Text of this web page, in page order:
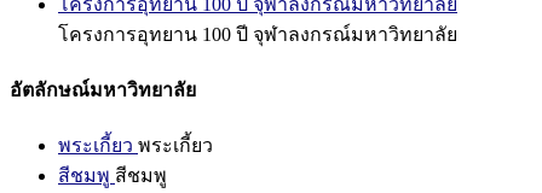
โครงการอุทยาน 100 ปี จุฬาลงกรณ์มหาวิทยาลัย
อัตลักษณ์มหาวิทยาลัย
พระเกี้ยว พระเกี้ยว
สีชมพู สีชมพู